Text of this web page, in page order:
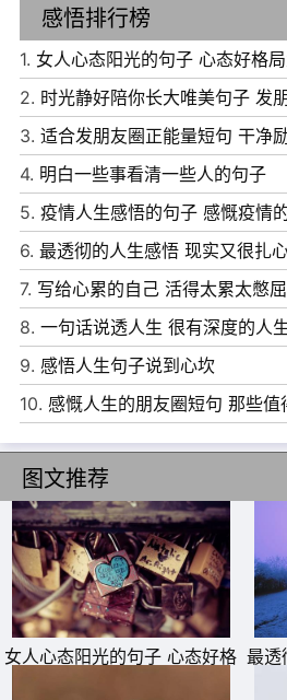
6、你来人间一趟，你要看看太阳
在街上。
7、没必要刻意遇见谁，也不急于
谁。一切顺其自然，最好的自己
8、不沉迷于幻想，不茫然于未来
生活。
9、不要做廉价的自己，不要随意
迎合别人，你努力合群的样子并不
融。
10、任何外在力量的辅助终究只
手里的东西才会成为你强大的依靠
在成长。
感悟排行榜
1. 女人心态阳光的句子 心态好格
2. 时光静好陪你长大唯美句子 发
3. 适合发朋友圈正能量短句 干净
4. 明白一些事看清一些人的句子
5. 疫情人生感悟的句子 感慨疫情
6. 最透彻的人生感悟 现实又很扎
7. 写给心累的自己 活得太累太憋
8. 一句话说透人生 很有深度的人
9. 感悟人生句子说到心坎
10. 感慨人生的朋友圈短句 那些值
图文推荐
女人心态阳光的句子 心态好格 最透